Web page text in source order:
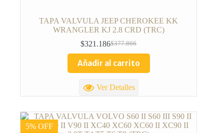
TAPA VALVULA JEEP CHEROKEE KK
WRANGLER KJ 2.8 CRD (TRC)
$377.866
$321.186
Añadir al carrito
Ver Detalles
5% OFF